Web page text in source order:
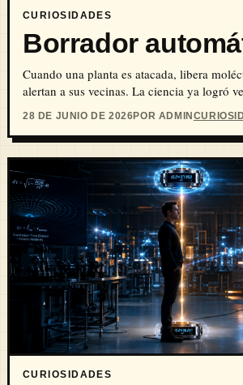
CURIOSIDADES
Borrador
Cuando una planta es atacada, libera
alertan a sus vecinas. La ciencia ya logró
28 DE JUNIO DE 2026POR ADMIN
CURIOSIDADES